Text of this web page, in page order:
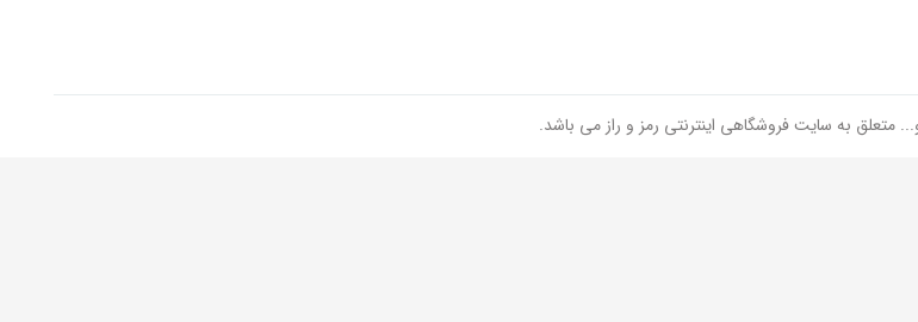
متعلق به سایت فروشگاهی اینترنتی رمز و راز می باشد.